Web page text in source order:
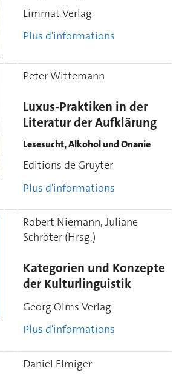
Limmat Verlag
Plus d'informations
Peter Wittemann
Luxus-Praktiken in der
Literatur der Aufklärung
Lesesucht, Alkohol und Onanie
Editions de Gruyter
Plus d'informations
Robert Niemann, Juliane
Schröter (Hrsg.)
Kategorien und Konzepte
der Kulturlinguistik
Georg Olms Verlag
Plus d'informations
Daniel Elmiger